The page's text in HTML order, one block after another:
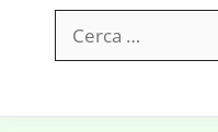
per: